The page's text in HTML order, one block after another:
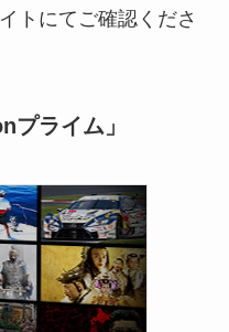
トにてご確認くださ
プライム」